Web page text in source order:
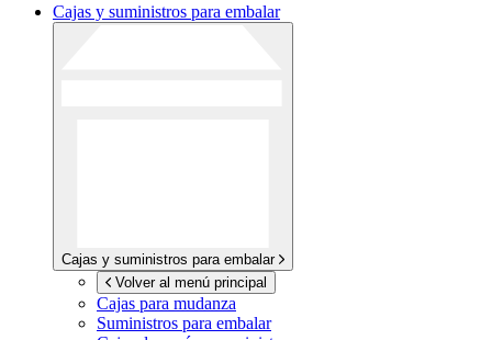
Cajas y suministros para embalar
Cajas y suministros para embalar
Volver al menú principal
Cajas para mudanza
Suministros para embalar